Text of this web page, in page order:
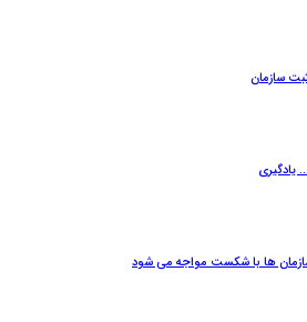
سازمان
یادگیری
ها با شکست مواجه می شود